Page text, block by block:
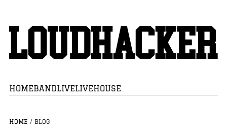
HOMEBANDLIVELIVEHOUSE
HOME / BLOG